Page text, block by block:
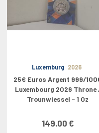
Luxemburg 2026
25€ Euros Argent 999/
Luxembourg 2026 Throne
Trounwiessel - 1 Oz
149.00 €